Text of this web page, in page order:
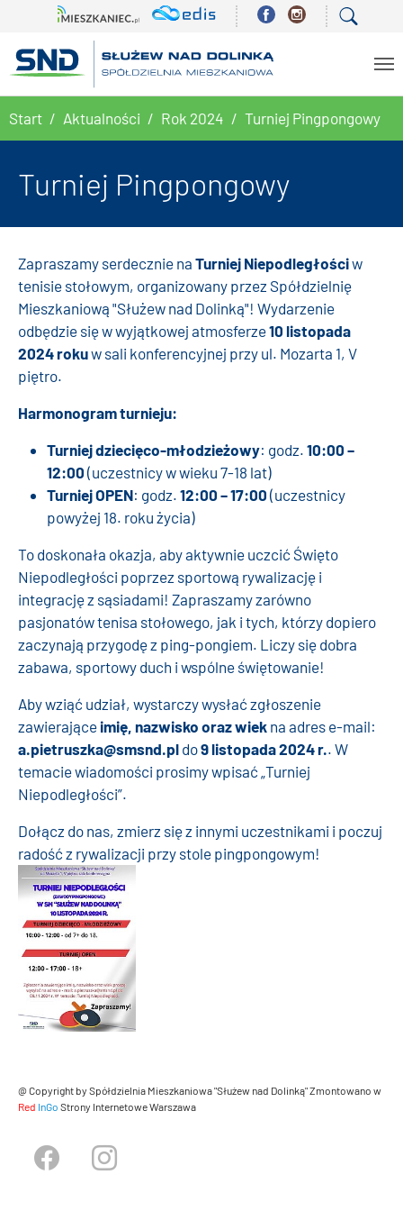
Start Aktualności Rok 2024 Turniej Pingpongowy
Turniej Pingpongowy
Zapraszamy serdecznie na Turniej Niepodległościw
tenisie stołowym, organizowany przez Spółdzielnię
Mieszkaniową "Służew nad Dolinką"! Wydarzenie
odbędzie się w wyjątkowej atmosferze10 listopada
2024 rokuw sali konferencyjnej przy ul. Mozarta 1, V
piętro.
Harmonogram turnieju:
Turniej dziecięco-młodzieżowy: godz. 10:00 –
12:00 (uczestnicy w wieku 7-18 lat)
Turniej OPEN: godz. 12:00 – 17:00 (uczestnicy
powyżej 18. roku życia)
To doskonała okazja, aby aktywnie uczcić Święto
Niepodległości poprzez sportową rywalizację i
integrację z sąsiadami! Zapraszamy zarówno
pasjonatów tenisa stołowego, jak i tych, którzy dopiero
zaczynają przygodę z ping-pongiem. Liczy się dobra
zabawa, sportowy duch i wspólne świętowanie!
Aby wziąć udział, wystarczy wysłać zgłoszenie
zawierające imię, nazwisko oraz wiek na adres e-mail:
a.pietruszka@smsnd.pl do9 listopada 2024 r.. W
temacie wiadomości prosimy wpisać „Turniej
Niepodległości”.
Dołącz do nas, zmierz się z innymi uczestnikami i poczuj
radość z rywalizacji przy stole pingpongowym!
@ Copyright by Spółdzielnia Mieszkaniowa "Służew nad Dolinką"Zmontowano w
Red InGo Strony Internetowe Warszawa
FacebookInstagram